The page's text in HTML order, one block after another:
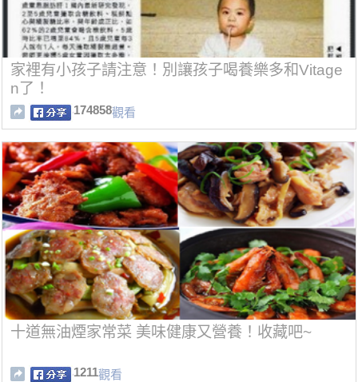
家裡有小孩子請注意！別讓孩子喝養樂多和Vitage
n了！
174858觀看
十道無油煙家常菜 美味健康又營養！收藏吧~
1211觀看